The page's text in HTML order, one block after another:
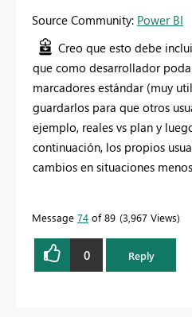
Source Community: Power BI
Creo que esto debe
que como desarrollador
marcadores estándar (muy
guardarlos para que otros
ejemplo, reales vs plan y
continuación, los propios
cambios en situaciones
Message 74 of 89 3,967 Views
0 Reply